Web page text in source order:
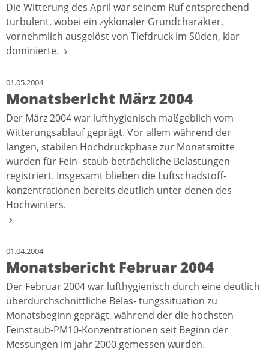
Die Witterung des April war seinem Ruf entsprechend
turbulent, wobei ein zyklonaler Grundcharakter,
vornehmlich ausgelöst von Tiefdruck im Süden, klar
dominierte.
01.05.2004
Monatsbericht März 2004
Der März 2004 war lufthygienisch maßgeblich vom
Witterungsablauf geprägt. Vor allem während der
langen, stabilen Hochdruckphase zur Monatsmitte
wurden für Fein- staub beträchtliche Belastungen
registriert. Insgesamt blieben die Luftschadstoff-
konzentrationen bereits deutlich unter denen des
Hochwinters.
01.04.2004
Monatsbericht Februar 2004
Der Februar 2004 war lufthygienisch durch eine deutlich
überdurchschnittliche Belas- tungssituation zu
Monatsbeginn geprägt, während der die höchsten
Feinstaub-PM10-Konzentrationen seit Beginn der
Messungen im Jahr 2000 gemessen wurden.